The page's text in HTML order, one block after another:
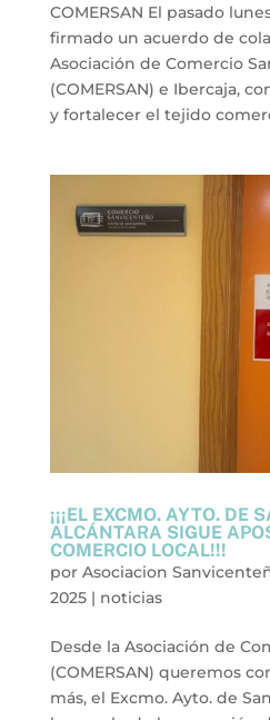
COMERSAN El pasado
firmado un acuerdo de
Asociación de Comercio
(COMERSAN) e Ibercaja,
y fortalecer el tejido
¡¡¡EL EXCMO. AYTO. DE
ALCÁNTARA SIGUE
COMERCIO LOCAL!!!
por Asociacion
2025| noticias
Desde la Asociación de
(COMERSAN) queremos
más, el Excmo. Ayto. de